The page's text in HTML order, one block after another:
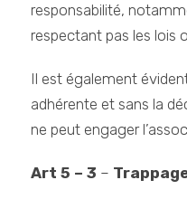
responsabilité,
respectant pas les lois
Il est également
adhérente et sans la
ne peut engager
Art 5 – 3 –